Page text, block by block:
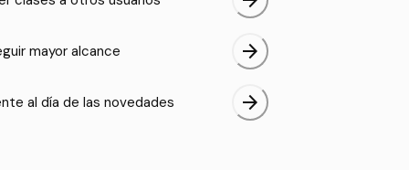
mayor alcance arrow_forward
al día de las novedades arrow_forward